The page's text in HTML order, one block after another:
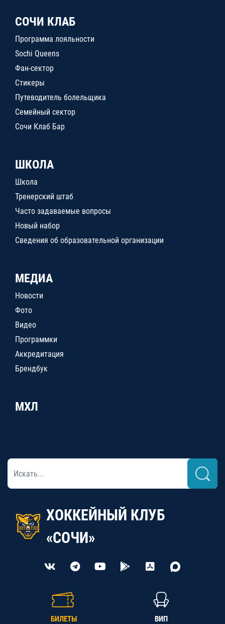
СОЧИ КЛАБ
Программа лояльности
Sochi Queens
Фан-сектор
Стикеры
Путеводитель болельщика
Семейный сектор
Сочи Клаб Бар
ШКОЛА
Школа
Тренерский штаб
Часто задаваемые вопросы
Новый набор
Сведения об образовательной организации
МЕДИА
Новости
Фото
Видео
Программки
Аккредитация
Брендбук
МХЛ
ХОККЕЙНЫЙ КЛУБ
«СОЧИ»
БИЛЕТЫ ВИП